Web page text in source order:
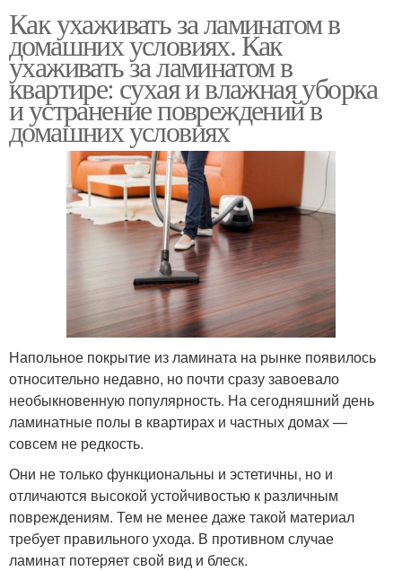
Как ухаживать за ламинатом в
домашних условиях. Как
ухаживать за ламинатом в
квартире: сухая и влажная уборка
и устранение повреждений в
домашних условиях
Напольное покрытие из ламината на рынке появилось
относительно недавно, но почти сразу завоевало
необыкновенную популярность. На сегодняшний день
ламинатные полы в квартирах и частных домах —
совсем не редкость.
Они не только функциональны и эстетичны, но и
отличаются высокой устойчивостью к различным
повреждениям. Тем не менее даже такой материал
требует правильного ухода. В противном случае
ламинат потеряет свой вид и блеск.